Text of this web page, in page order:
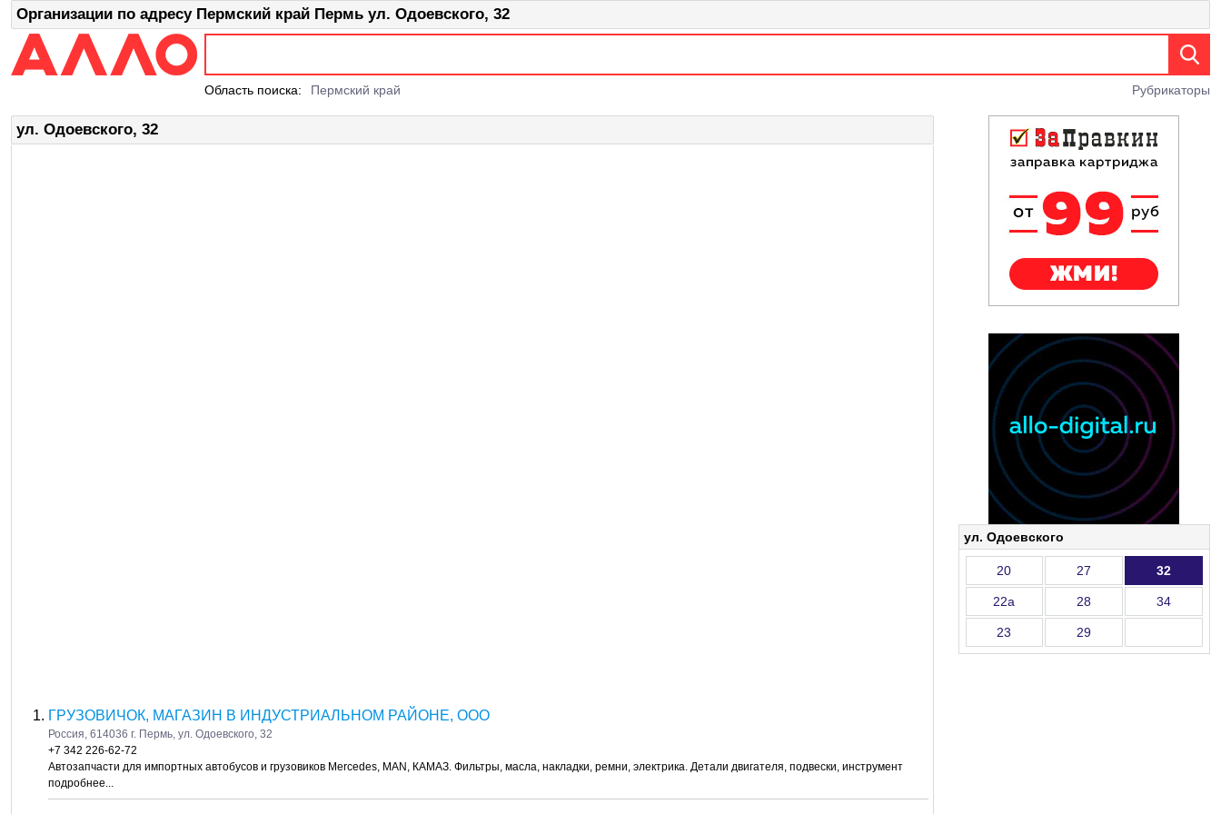
Организации по адресу Пермский край Пермь ул. Одоевского, 32
Рубрикаторы
Область поиска: Пермский край
ул. Одоевского, 32
ГРУЗОВИЧОК, МАГАЗИН В ИНДУСТРИАЛЬНОМ РАЙОНЕ, ООО
Россия, 614036 г. Пермь, ул. Одоевского, 32
+7 342 226-62-72
Автозапчасти для импортных автобусов и грузовиков Mercedes, MAN, КАМАЗ. Фильтры, масла, накладки, ремни, электрика. Детали двигателя, подвески, инструмент
подробнее...
ул. Одоевского
20 27 32
22а 28 34
23 29